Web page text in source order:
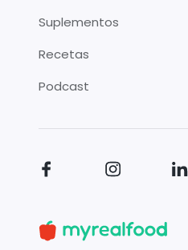
Suplementos
Recetas
Podcast